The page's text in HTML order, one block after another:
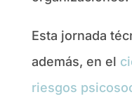
Esta jornada
además, en el
riesgos